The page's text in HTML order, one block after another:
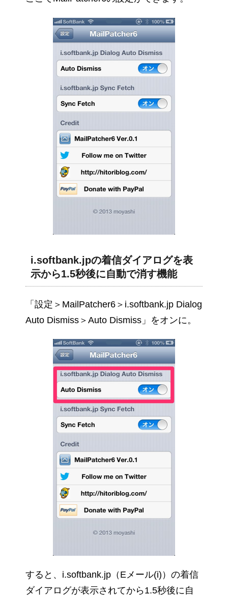
i.softbank.jpの着信ダイアログを表
示から1.5秒後に自動で消す機能
「設定＞MailPatcher6＞i.softbank.jp Dialog
Auto Dismiss＞Auto Dismiss」をオンに。
すると、i.softbank.jp（Eメール(i)）の着信
ダイアログが表示されてから1.5秒後に自